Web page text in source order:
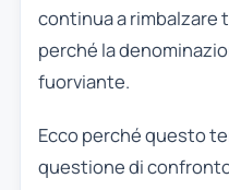
continua a rimbalzare
perché la
fuorviante.
Ecco perché questo
questione di